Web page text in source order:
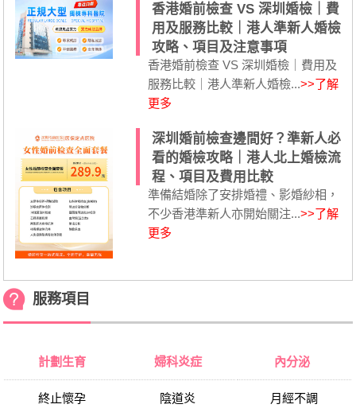
香港婚前檢查 VS 深圳婚檢｜費
用及服務比較｜港人準新人婚檢
攻略、項目及注意事項
香港婚前檢查 VS 深圳婚檢｜費用及
服務比較｜港人準新人婚檢...>>了解
更多
深圳婚前檢查邊間好？準新人必
看的婚檢攻略｜港人北上婚檢流
程、項目及費用比較
準備結婚除了安排婚禮、影婚紗相，
不少香港準新人亦開始關注...>>了解
更多
服務項目
計劃生育
終止懷孕
婦科炎症
陰道炎
內分泌
月經不調